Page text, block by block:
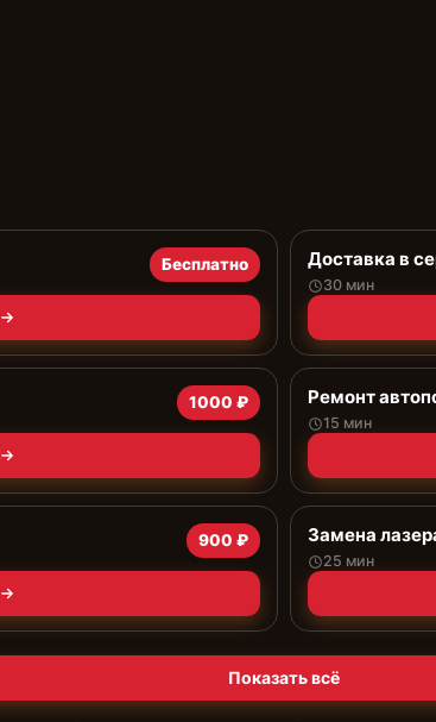
Бесплатно Доставка в
30 мин
1000 ₽ Ремонт
15 мин
900 ₽ Замена
25 мин
Показать всё